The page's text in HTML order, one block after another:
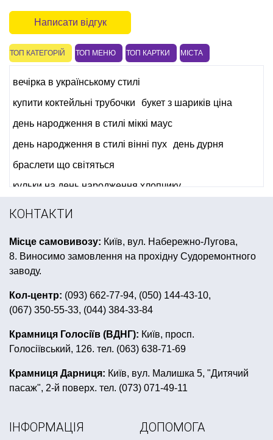
Написати відгук
ТОП КАТЕГОРІЙ ТОП МЕНЮ ТОП КАРТКИ МІСТА
вечірка в українському стилі
купити коктейльні трубочки
букет з шариків ціна
день народження в стилі міккі маус
день народження в стилі вінні пух
день дурня
браслети що світяться
кульки на день народження хлопчику
небесні ліхтарики львів купити
свічки цифри на торт
незвичайні світильники
все для дня народження трансформери
гангстерська вечірка одяг
купити все для вечірки в стилі хелловін
костюм на хелловін дорослий купити
повітряні кульки на день народження дівчинці
все для дня народження смішарики
новорічні костюми принцеси
свічки на торті
КОНТАКТИ
Місце самовивозу: Київ, вул. Набережно-Лугова,
8. Виносимо замовлення на прохідну Судоремонтного
заводу.
Кол-центр: (093) 662-77-94, (050) 144-43-10,
(067) 350-55-33, (044) 384-33-84
Крамниця Голосіїв (ВДНГ): Київ, просп.
Голосіївський, 126. тел. (063) 638-71-69
Крамниця Дарниця: Київ, вул. Малишка 5, "Дитячий
пасаж", 2-й поверх. тел. (073) 071-49-11
ІНФОРМАЦІЯ ДОПОМОГА